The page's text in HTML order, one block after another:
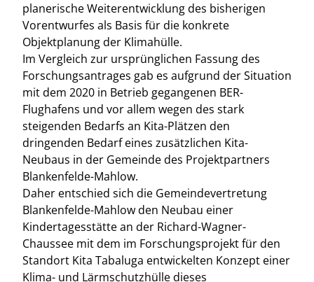
planerische Weiterentwicklung des bisherigen
Vorentwurfes als Basis für die konkrete
Objektplanung der Klimahülle.
Im Vergleich zur ursprünglichen Fassung des
Forschungsantrages gab es aufgrund der Situation
mit dem 2020 in Betrieb gegangenen BER-
Flughafens und vor allem wegen des stark
steigenden Bedarfs an Kita-Plätzen den
dringenden Bedarf eines zusätzlichen Kita-
Neubaus in der Gemeinde des Projektpartners
Blankenfelde-Mahlow.
Daher entschied sich die Gemeindevertretung
Blankenfelde-Mahlow den Neubau einer
Kindertagesstätte an der Richard-Wagner-
Chaussee mit dem im Forschungsprojekt für den
Standort Kita Tabaluga entwickelten Konzept einer
Klima- und Lärmschutzhülle dieses